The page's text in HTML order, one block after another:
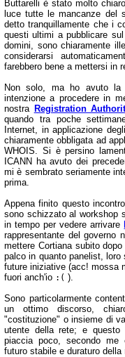
Buttarelli è stato molto
luce tutte le mancanze del
detto tranquillamente che i
questi ultimi a pubblicare
domini, sono chiaramente
considerarsi
farebbero bene a mettersi in
Non solo, ma ho avuto
intenzione a procedere in
nostra Registration
quando tra poche
Internet, in applicazione
chiaramente obbligata ad
WHOIS. Si è persino
ICANN ha avuto dei
mi è sembrato seriamente
prima.
Appena finito questo
sono schizzato al workshop
in tempo per vedere arrivare
rappresentante del
mettere Cortiana subito
palco in quanto panelist,
future iniziative (acc! mossa
fuori anch'io :( ).
Sono particolarmente
un ottimo discorso,
"costituzione" o insieme di
utente della rete; e questo
piaccia poco, secondo me
futuro stabile e duraturo della